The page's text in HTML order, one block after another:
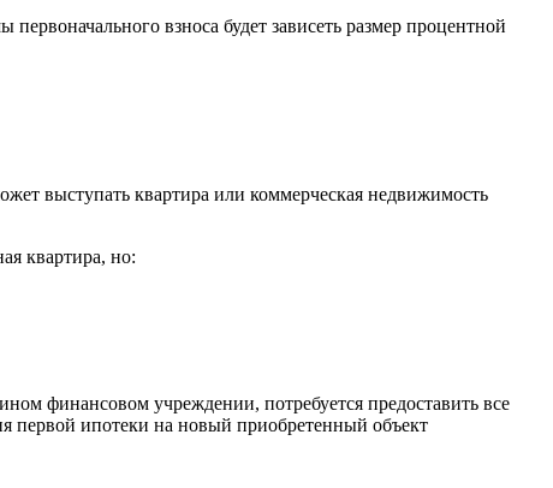
взноса будет зависеть размер процентной
выступать квартира или коммерческая недвижимость
квартира, но:
финансовом учреждении, потребуется предоставить все
первой ипотеки на новый приобретенный объект